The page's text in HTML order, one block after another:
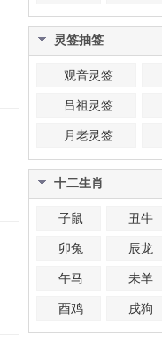
灵签抽签
观音灵签
吕祖灵签
月老灵签
十二生肖
子鼠 丑牛
卯兔 辰龙
午马 未羊
酉鸡 戌狗